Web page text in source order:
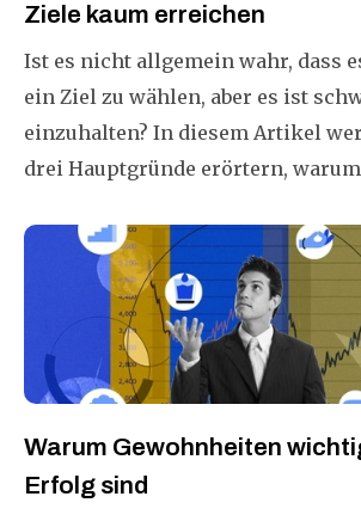
Ziele kaum erreichen
Ist es nicht allgemein wahr, dass
ein Ziel zu wählen, aber es ist
einzuhalten? In diesem Artikel
drei Hauptgründe erörtern,
ergreifen können, um dieses
Warum Gewohnheiten
Erfolg sind